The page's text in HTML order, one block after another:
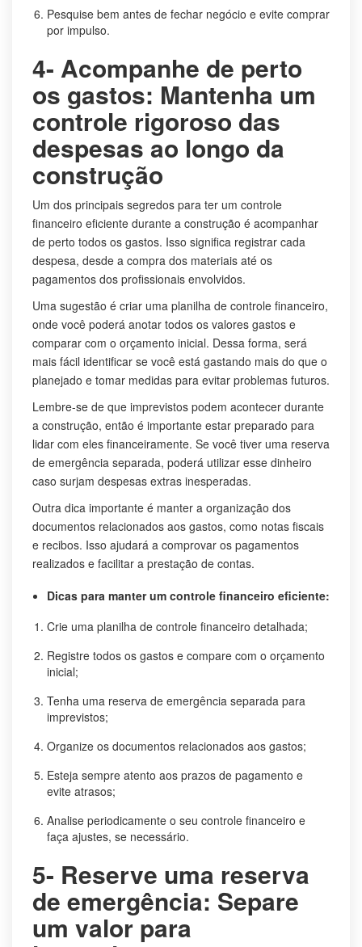
Pesquise bem antes de fechar negócio e evite comprar
por impulso.
4- Acompanhe de perto
os gastos: Mantenha um
controle rigoroso das
despesas ao longo da
construção
Um dos principais segredos para ter um controle
financeiro eficiente durante a construção é acompanhar
de perto todos os gastos. Isso significa registrar cada
despesa, desde a compra dos materiais até os
pagamentos dos profissionais envolvidos.
Uma sugestão é criar uma planilha de controle financeiro,
onde você poderá anotar todos os valores gastos e
comparar com o orçamento inicial. Dessa forma, será
mais fácil identificar se você está gastando mais do que o
planejado e tomar medidas para evitar problemas futuros.
Lembre-se de que imprevistos podem acontecer durante
a construção, então é importante estar preparado para
lidar com eles financeiramente. Se você tiver uma reserva
de emergência separada, poderá utilizar esse dinheiro
caso surjam despesas extras inesperadas.
Outra dica importante é manter a organização dos
documentos relacionados aos gastos, como notas fiscais
e recibos. Isso ajudará a comprovar os pagamentos
realizados e facilitar a prestação de contas.
Dicas para manter um controle financeiro eficiente:
Crie uma planilha de controle financeiro detalhada;
Registre todos os gastos e compare com o orçamento
inicial;
Tenha uma reserva de emergência separada para
imprevistos;
Organize os documentos relacionados aos gastos;
Esteja sempre atento aos prazos de pagamento e
evite atrasos;
Analise periodicamente o seu controle financeiro e
faça ajustes, se necessário.
5- Reserve uma reserva
de emergência: Separe
um valor para